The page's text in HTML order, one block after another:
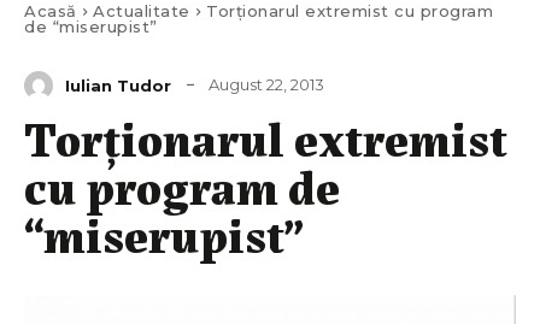
Acasă Actualitate
Torționarul extremist cu program
de “miserupist”
Iulian Tudor August 22, 2013
Torționarul extremist
cu program de
“miserupist”